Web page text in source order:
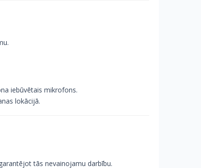
iebūvētais mikrofons.
lokācijā.
tās nevainojamu darbību.